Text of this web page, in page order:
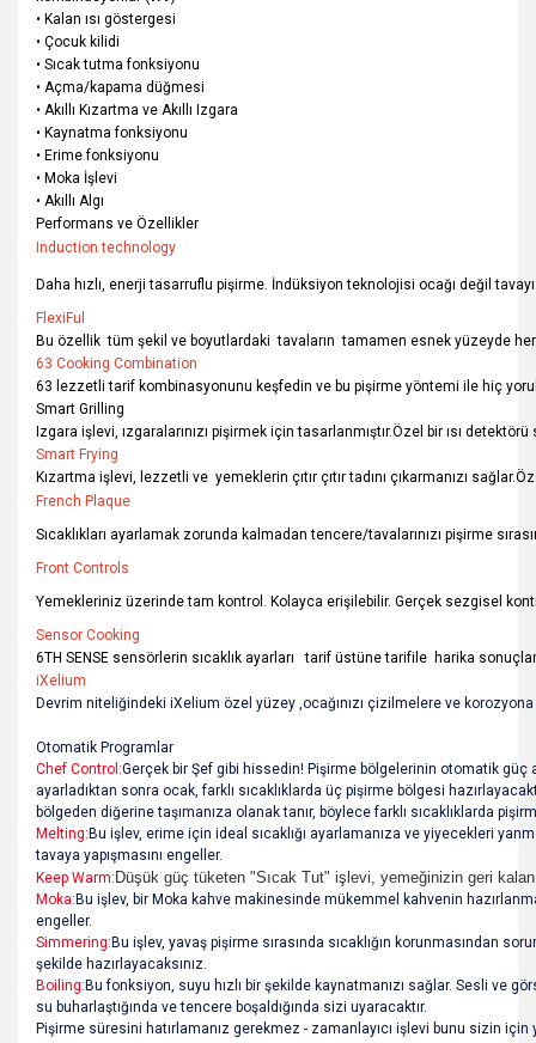
• Kalan ısı göstergesi
• Çocuk kilidi
• Sıcak tutma fonksiyonu
• Açma/kapama düğmesi
• Akıllı Kızartma ve Akıllı Izgara
• Kaynatma fonksiyonu
• Erime fonksiyonu
• Moka İşlevi
• Akıllı Algı
Performans ve Özellikler
Induction technology
Daha hızlı, enerji tasarruflu pişirme. İndüksiyon teknolojisi ocağı değil
FlexiFul
Bu özellik tüm şekil ve boyutlardaki tavaların tamamen esnek yüzeyde
63 Cooking Combination
63 lezzetli tarif kombinasyonunu keşfedin ve bu pişirme yöntemi ile hiç
Smart Grilling
Izgara işlevi, ızgaralarınızı pişirmek için tasarlanmıştır.Özel bir ısı
Smart Frying
Kızartma işlevi, lezzetli ve yemeklerin çıtır çıtır tadını çıkarmanızı
French Plaque
Sıcaklıkları ayarlamak zorunda kalmadan tencere/tavalarınızı pişirme
Front Controls
Yemekleriniz üzerinde tam kontrol. Kolayca erişilebilir. Gerçek sezgisel
Sensor Cooking
6TH SENSE sensörlerin sıcaklık ayarları tarif üstüne tarifile harika
iXelium
Devrim niteliğindeki iXelium özel yüzey ,ocağınızı çizilmelere ve
Otomatik Programlar
Chef Control:Gerçek bir Şef gibi hissedin! Pişirme bölgelerinin otomatik güç
ayarladıktan sonra ocak, farklı sıcaklıklarda üç pişirme bölgesi
bölgeden diğerine taşımanıza olanak tanır, böylece farklı sıcaklıklarda
Melting: Bu işlev, erime için ideal sıcaklığı ayarlamanıza ve yiyecekleri
tavaya yapışmasını engeller.
Keep Warm: Düşük güç tüketen "Sıcak Tut" işlevi, yemeğinizin geri
Moka: Bu işlev, bir Moka kahve makinesinde mükemmel kahvenin
engeller.
Simmering: Bu işlev, yavaş pişirme sırasında sıcaklığın korunmasından
şekilde hazırlayacaksınız.
Boiling: Bu fonksiyon, suyu hızlı bir şekilde kaynatmanızı sağlar. Sesli ve
su buharlaştığında ve tencere boşaldığında sizi uyaracaktır.
Pişirme süresini hatırlamanız gerekmez - zamanlayıcı işlevi bunu sizin